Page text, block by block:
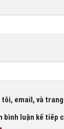
tôi, email, và
bình luận kế tiếp